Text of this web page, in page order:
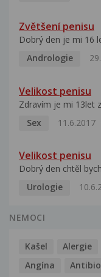
Zvětšení penisu
Dobrý den je mi 16
Andrologie
Velikost penisu
Zdravím je mi 13let
Sex
11.6.2017
Velikost penisu
Dobrý den chtěl
Urologie
NEMOCI
Kašel Alergie
Angína